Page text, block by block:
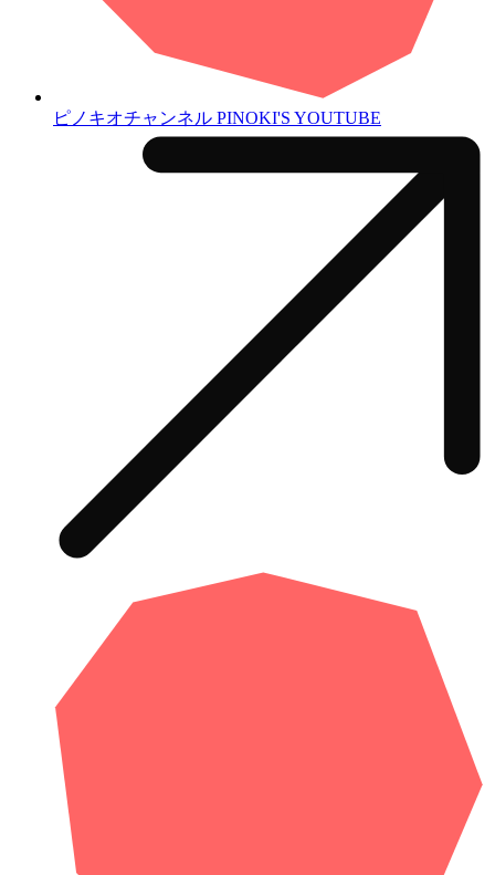
ピノキオチャンネル PINOKI'S YOUTUBE